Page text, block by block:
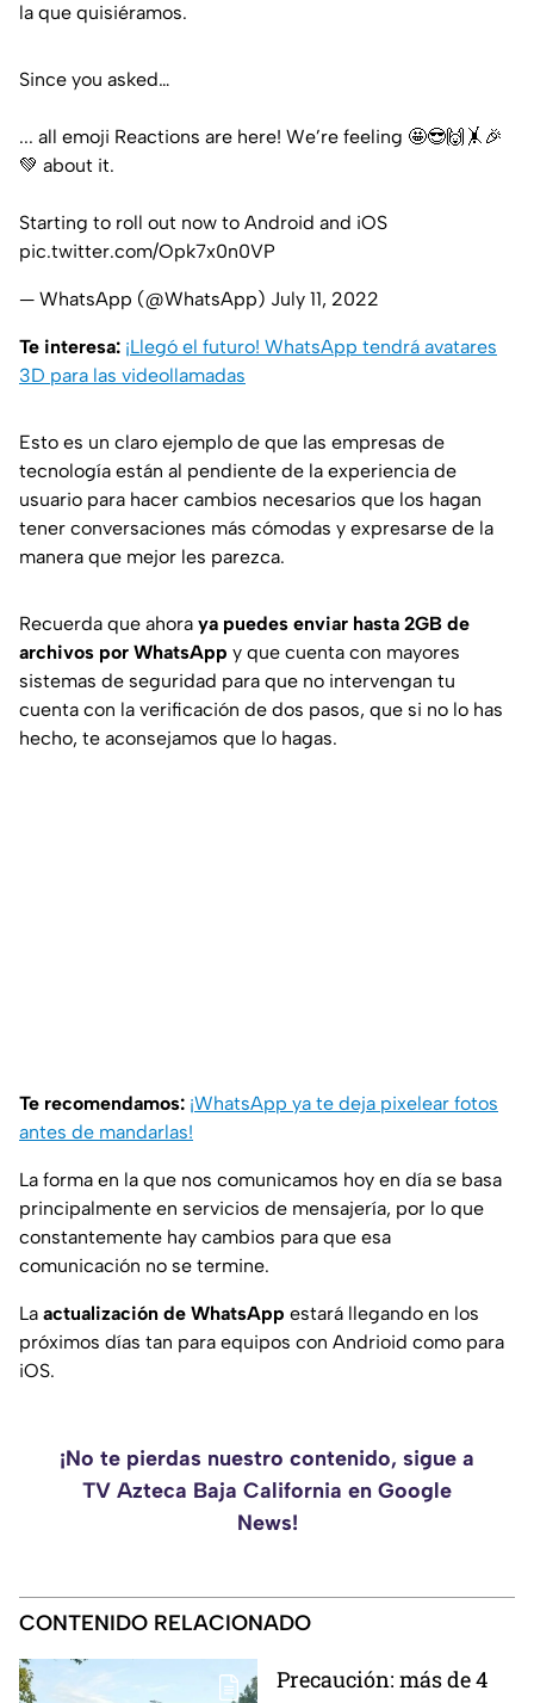
la que quisiéramos.
Since you asked…
... all emoji Reactions are here! We’re feeling 🤩😎🙌🤸🎉
💚 about it.
Starting to roll out now to Android and iOS
pic.twitter.com/Opk7x0n0VP
— WhatsApp (@WhatsApp) July 11, 2022
Te interesa: ¡Llegó el futuro! WhatsApp tendrá avatares
3D para las videollamadas
Esto es un claro ejemplo de que las empresas de
tecnología están al pendiente de la experiencia de
usuario para hacer cambios necesarios que los hagan
tener conversaciones más cómodas y expresarse de la
manera que mejor les parezca.
Recuerda que ahora ya puedes enviar hasta 2GB de
archivos por WhatsApp y que cuenta con mayores
sistemas de seguridad para que no intervengan tu
cuenta con la verificación de dos pasos, que si no lo has
hecho, te aconsejamos que lo hagas.
Te recomendamos: ¡WhatsApp ya te deja pixelear fotos
antes de mandarlas!
La forma en la que nos comunicamos hoy en día se basa
principalmente en servicios de mensajería, por lo que
constantemente hay cambios para que esa
comunicación no se termine.
La actualización de WhatsApp estará llegando en los
próximos días tan para equipos con Andrioid como para
iOS.
¡No te pierdas nuestro contenido, sigue a
TV Azteca Baja California en Google
News!
CONTENIDO RELACIONADO
Precaución: más de 4